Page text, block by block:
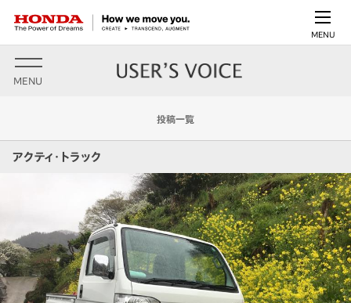
MENU
MENU
投稿一覧
アクティ・トラック